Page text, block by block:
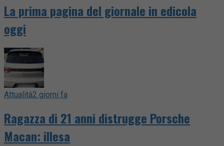
La prima pagina del giornale in edicola
oggi
Attualità2 giorni fa
Ragazza di 21 anni distrugge Porsche
Macan: illesa